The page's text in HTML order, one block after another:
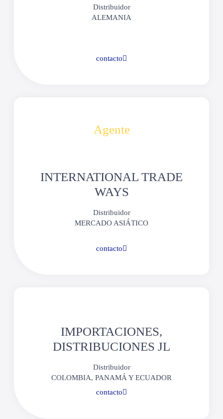
Distribuidor
ALEMANIA
contacto
Agente
INTERNATIONAL TRADE
WAYS
Distribuidor
MERCADO ASIÁTICO
contacto
IMPORTACIONES,
DISTRIBUCIONES JL
Distribuidor
COLOMBIA, PANAMÁ Y ECUADOR
contacto